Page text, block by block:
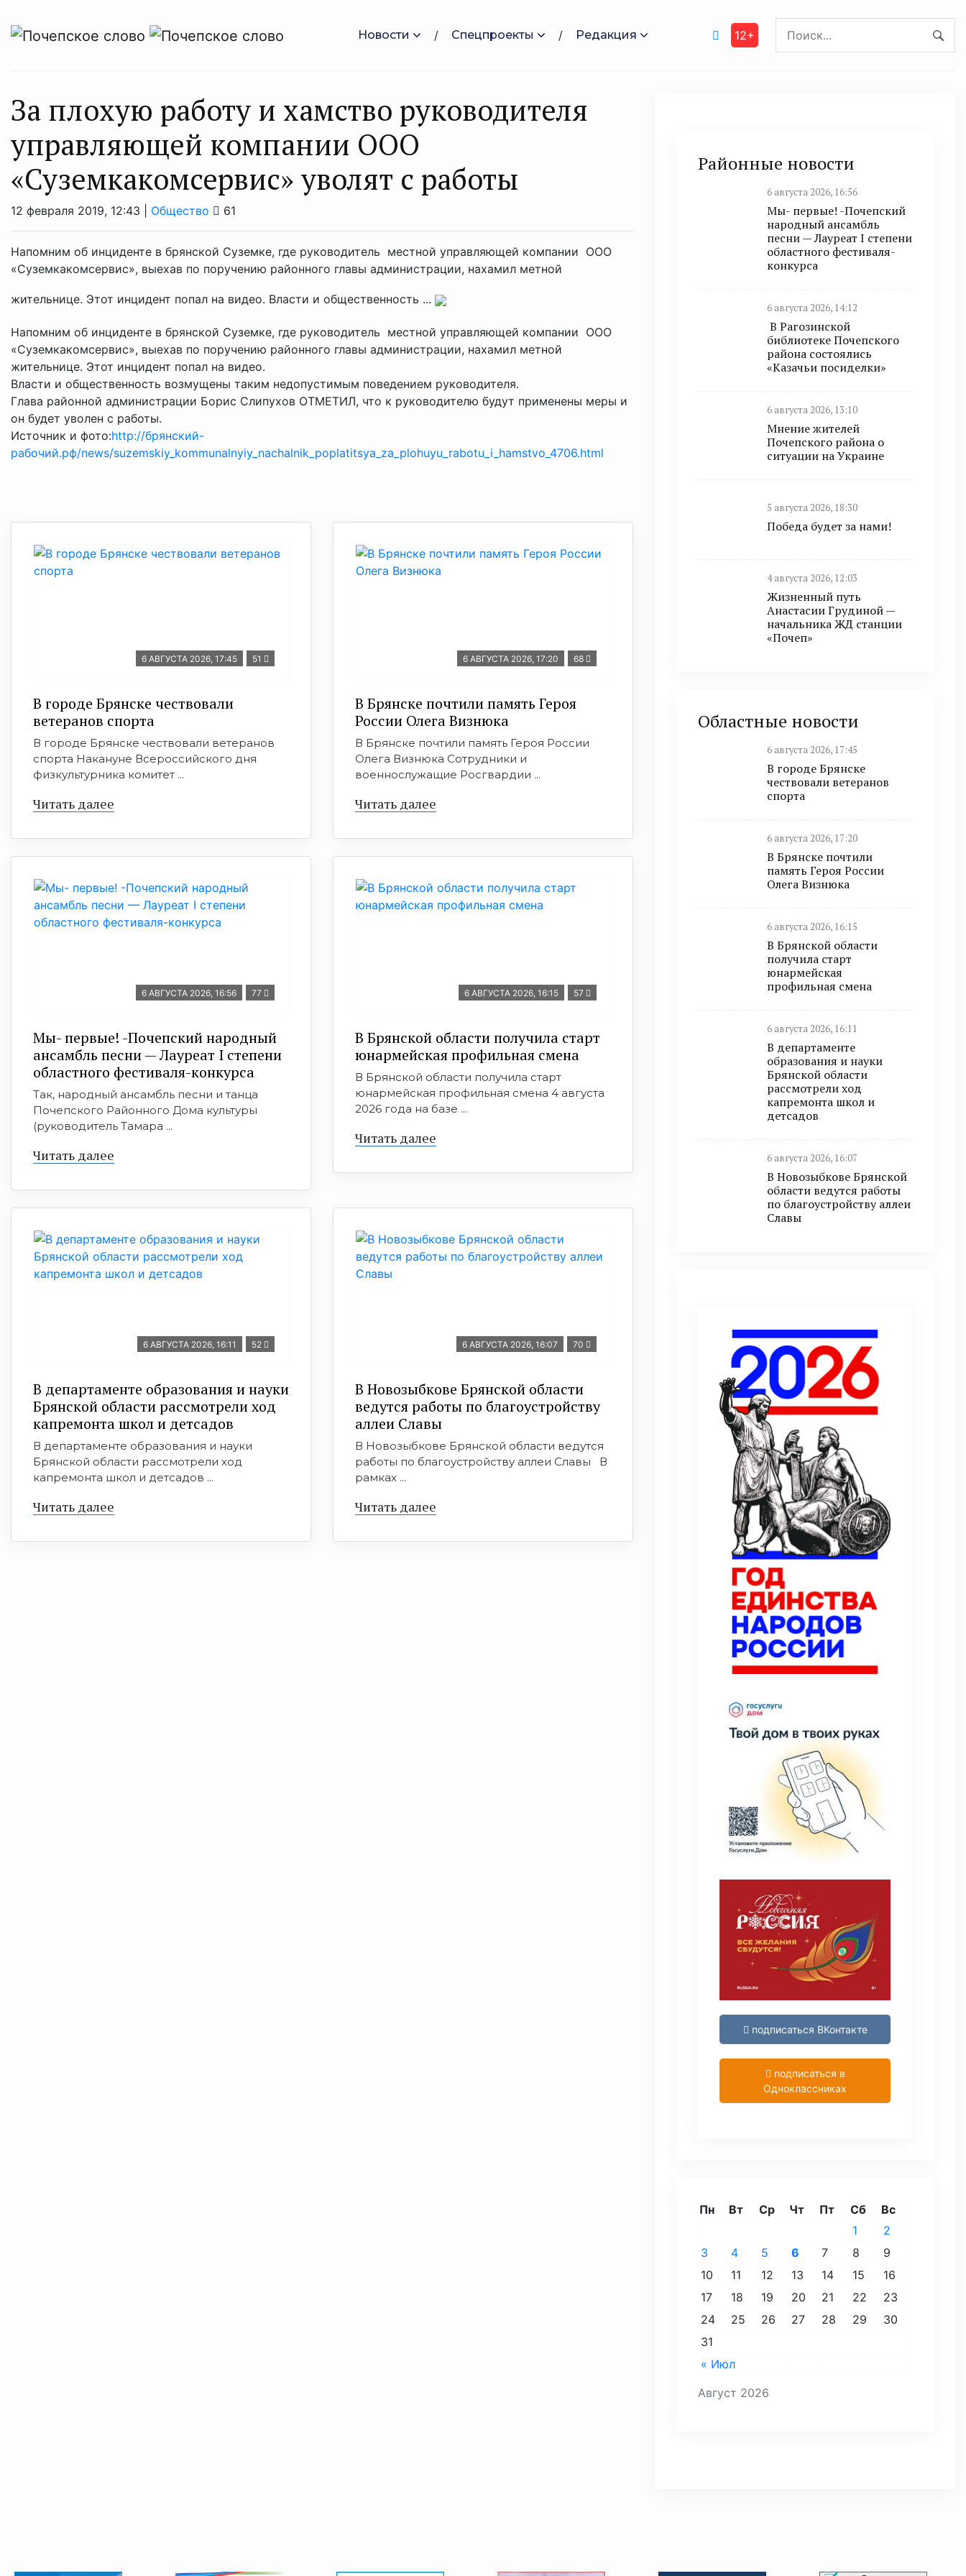
Новости Спецпроекты Редакция 12+
За плохую работу и хамство руководителя
управляющей компании ООО
«Суземкакомсервис» уволят с работы
12 февраля 2019, 12:43 | Общество 61
Напомним об инциденте в брянской Суземке, где руководитель местной управляющей компании ООО
«Суземкакомсервис», выехав по поручению районного главы администрации, нахамил метной
жительнице. Этот инцидент попал на видео. Власти и общественность ...
Напомним об инциденте в брянской Суземке, где руководитель местной управляющей компании ООО
«Суземкакомсервис», выехав по поручению районного главы администрации, нахамил метной
жительнице. Этот инцидент попал на видео.
Власти и общественность возмущены таким недопустимым поведением руководителя.
Глава районной администрации Борис Слипухов ОТМЕТИЛ, что к руководителю будут применены меры и
он будет уволен с работы.
Источник и фото:http://брянский-
рабочий.рф/news/suzemskiy_kommunalnyiy_nachalnik_poplatitsya_za_plohuyu_rabotu_i_hamstvo_4706.html
6 АВГУСТА 2026, 17:45 51
В городе Брянске чествовали
ветеранов спорта
В городе Брянске чествовали ветеранов
спорта Накануне Всероссийского дня
физкультурника комитет ...
Читать далее
6 АВГУСТА 2026, 17:20 68
В Брянске почтили память Героя
России Олега Визнюка
В Брянске почтили память Героя России
Олега Визнюка Сотрудники и
военнослужащие Росгвардии ...
Читать далее
6 АВГУСТА 2026, 16:56 77
Мы- первые! -Почепский народный
ансамбль песни — Лауреат I степени
областного фестиваля-конкурса
Так, народный ансамбль песни и танца
Почепского Районного Дома культуры
(руководитель Тамара ...
Читать далее
6 АВГУСТА 2026, 16:15 57
В Брянской области получила старт
юнармейская профильная смена
В Брянской области получила старт
юнармейская профильная смена 4 августа
2026 года на базе ...
Читать далее
6 АВГУСТА 2026, 16:11 52
В департаменте образования и науки
Брянской области рассмотрели ход
капремонта школ и детсадов
В департаменте образования и науки
Брянской области рассмотрели ход
капремонта школ и детсадов ...
Читать далее
6 АВГУСТА 2026, 16:07 70
В Новозыбкове Брянской области
ведутся работы по благоустройству
аллеи Славы
В Новозыбкове Брянской области ведутся
работы по благоустройству аллеи Славы В
рамках ...
Читать далее
Районные новости
6 августа 2026, 16:56
Мы- первые! -Почепский
народный ансамбль
песни — Лауреат I степени
областного фестиваля-
конкурса
6 августа 2026, 14:12
В Рагозинской
библиотеке Почепского
района состоялись
«Казачьи посиделки»
6 августа 2026, 13:10
Мнение жителей
Почепского района о
ситуации на Украине
5 августа 2026, 18:30
Победа будет за нами!
4 августа 2026, 12:03
Жизненный путь
Анастасии Грудиной —
начальника ЖД станции
«Почеп»
Областные новости
6 августа 2026, 17:45
В городе Брянске
чествовали ветеранов
спорта
6 августа 2026, 17:20
В Брянске почтили
память Героя России
Олега Визнюка
6 августа 2026, 16:15
В Брянской области
получила старт
юнармейская
профильная смена
6 августа 2026, 16:11
В департаменте
образования и науки
Брянской области
рассмотрели ход
капремонта школ и
детсадов
6 августа 2026, 16:07
В Новозыбкове Брянской
области ведутся работы
по благоустройству аллеи
Славы
подписаться ВКонтакте
подписаться в
Одноклассниках
Август 2026
Пн Вт Ср Чт Пт Сб Вс
« Июл
1
2
3
4 5 6 7 8
9
10
11 12 13 14 15
16
17
18 19 20 21 22
23
24
25 26 27 28 29
30
31